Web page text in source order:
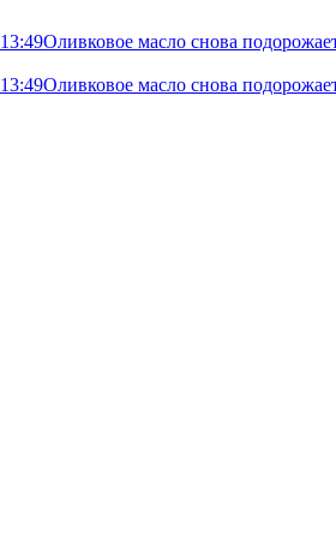
13:49Оливковое масло снова
13:49Оливковое масло снова